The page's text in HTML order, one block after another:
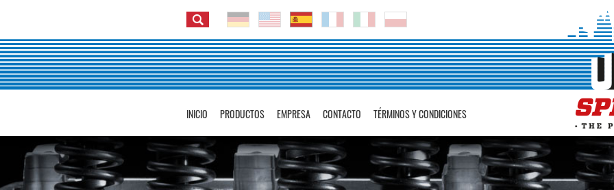
INICIO PRODUCTOS EMPRESA CONTACTO TÉRMINOS Y CONDICIONES